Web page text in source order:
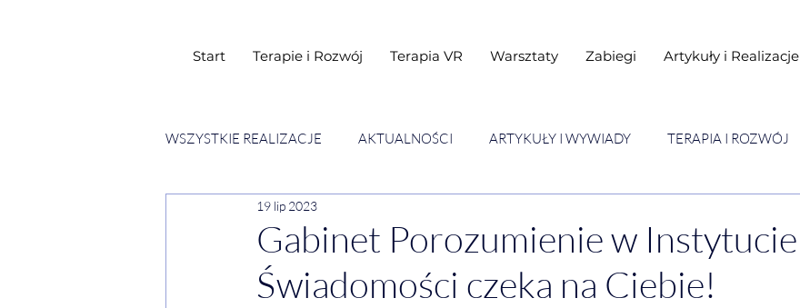
Start Terapie i Rozwój Terapia VR Warsztaty Zabiegi Artykuły i Realizacje
WSZYSTKIE REALIZACJE AKTUALNOŚCI ARTYKUŁY I WYWIADY TERAPIA I ROZWÓJ
SESJE ESENCJI CHWIL
Gabinet Porozumienie w Instytucie
Świadomości czeka na Ciebie!
19 lip 2023